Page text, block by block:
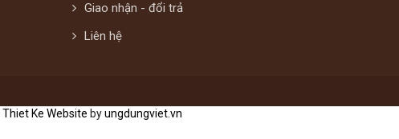
Giao nhận - đổi trả
Liên hệ
Thiet Ke Website byungdungviet.vn